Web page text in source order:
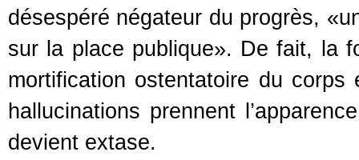
désespéré négateur du progrès,
sur la place publique». De fait, la
mortification ostentatoire du corps
hallucinations prennent
devient extase.